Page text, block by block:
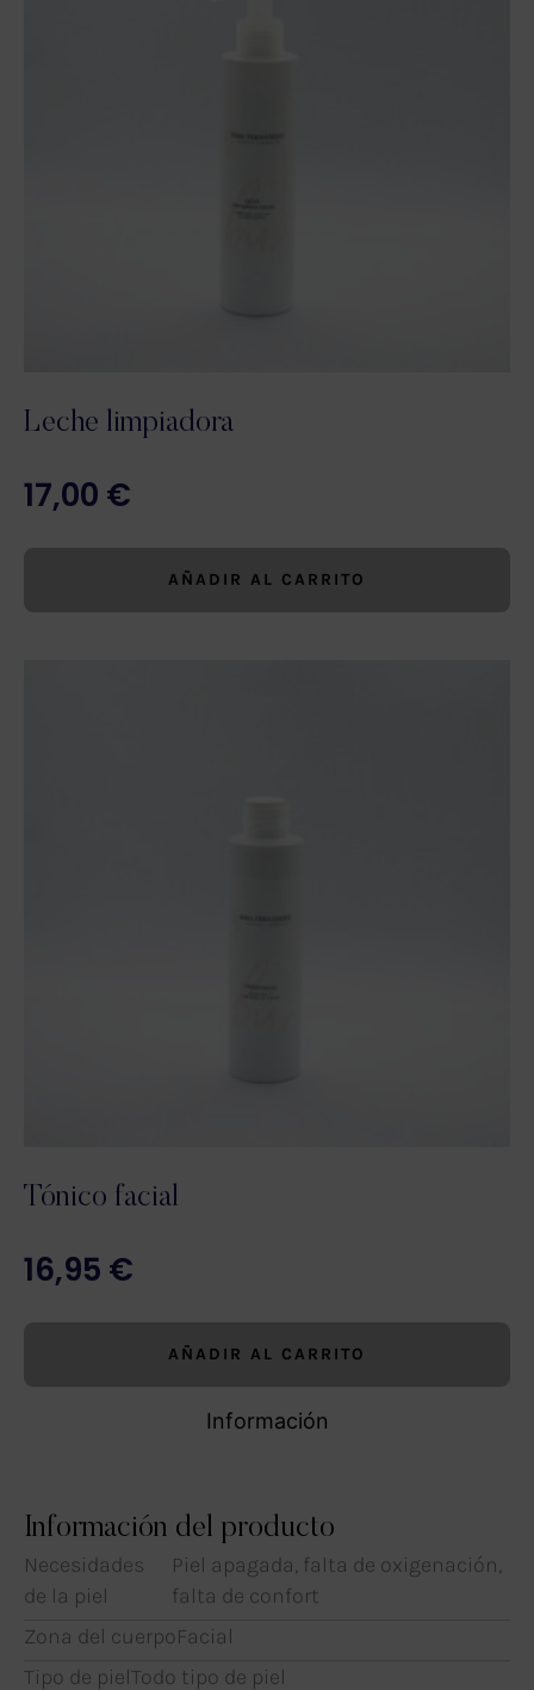
Leche limpiadora
17,00 €
AÑADIR AL CARRITO
Tónico facial
16,95 €
AÑADIR AL CARRITO
Información
Información del producto
Necesidades
de la piel
Piel apagada, falta de oxigenación,
falta de confort
Zona del cuerpoFacial
Tipo de pielTodo tipo de piel